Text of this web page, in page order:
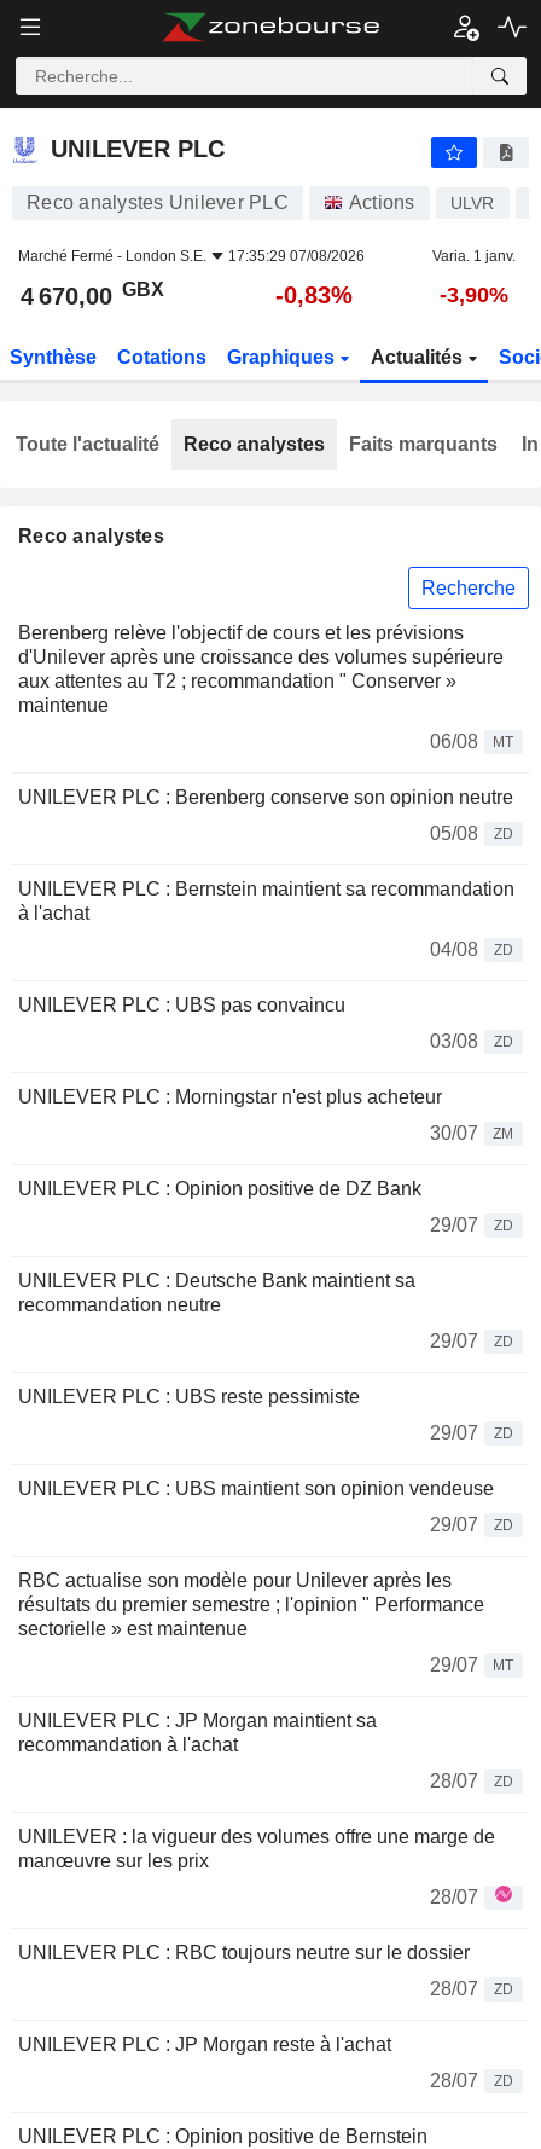
UNILEVER PLC
UNILEVER PLC
Reco analystes Unilever PLC Actions ULVR
Marché Fermé - London S.E. 17:35:29 07/08/2026 Varia. 1 janv.
4 670,00 GBX -0,83% -3,90%
Synthèse Cotations Graphiques Actualités
Reco analystes
Recherche
Berenberg relève l'objectif de cours et les prévisions
d'Unilever après une croissance des volumes supérieure
aux attentes au T2 ; recommandation " Conserver »
maintenue
06/08
MT
UNILEVER PLC : Berenberg conserve son opinion neutre
05/08
ZD
UNILEVER PLC : Bernstein maintient sa recommandation
à l'achat
04/08
ZD
UNILEVER PLC : UBS pas convaincu
03/08
ZD
UNILEVER PLC : Morningstar n'est plus acheteur
30/07
ZM
UNILEVER PLC : Opinion positive de DZ Bank
29/07
ZD
UNILEVER PLC : Deutsche Bank maintient sa
recommandation neutre
29/07
ZD
UNILEVER PLC : UBS reste pessimiste
29/07
ZD
UNILEVER PLC : UBS maintient son opinion vendeuse
29/07
ZD
RBC actualise son modèle pour Unilever après les
résultats du premier semestre ; l'opinion " Performance
sectorielle » est maintenue
29/07
MT
UNILEVER PLC : JP Morgan maintient sa
recommandation à l'achat
28/07
ZD
UNILEVER : la vigueur des volumes offre une marge de
manœuvre sur les prix
28/07
UNILEVER PLC : RBC toujours neutre sur le dossier
28/07
ZD
UNILEVER PLC : JP Morgan reste à l'achat
28/07
ZD
UNILEVER PLC : Opinion positive de Bernstein
Toute l'actualité Reco analystes Faits marquants